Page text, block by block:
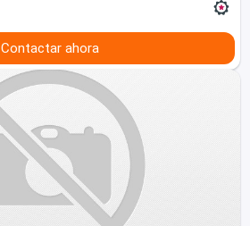
Contactar ahora